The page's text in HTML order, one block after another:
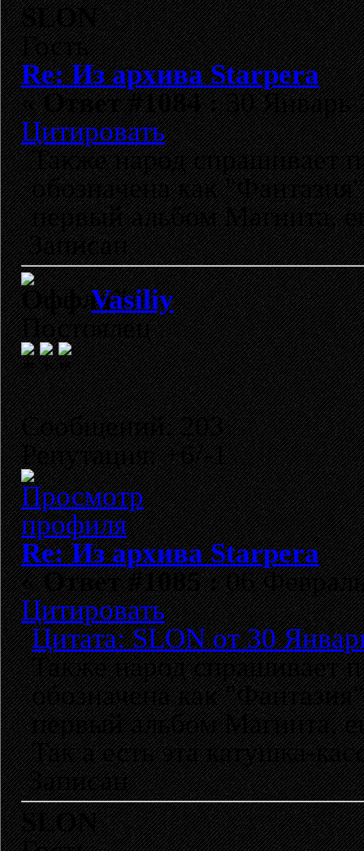
SLON
Гость
Re: Из архива Starpera
«Ответ #1084 :30 Январь
Цитировать
Также народ спрашивает
обозначена как
первый альбом Магнита,
Записан
Vasiliy
Постоялец
Сообщений: 203
Репутация: +6/-1
Re: Из архива Starpera
«Ответ #1085 :06
Цитировать
Цитата: SLON от 30
Также народ спрашивает
обозначена как
первый альбом Магнита,
Так а есть эта катушка-
Записан
SLON